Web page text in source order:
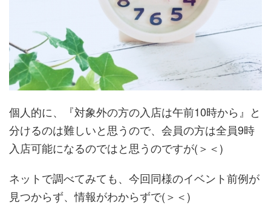
個人的に、『対象外の方の入店は午前10時から』と
分けるのは難しいと思うので、会員の方は全員9時
入店可能になるのではと思うのですが(＞＜)
ネットで調べてみても、今回同様のイベント前例が
見つからず、情報がわからずで(＞＜)